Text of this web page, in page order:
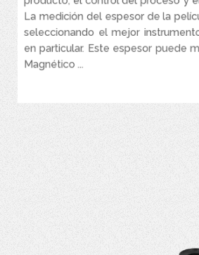
La medición del espesor de la
seleccionando el mejor
en particular. Este espesor puede
Magnético ...
Pantalla giratoria automática
Menú